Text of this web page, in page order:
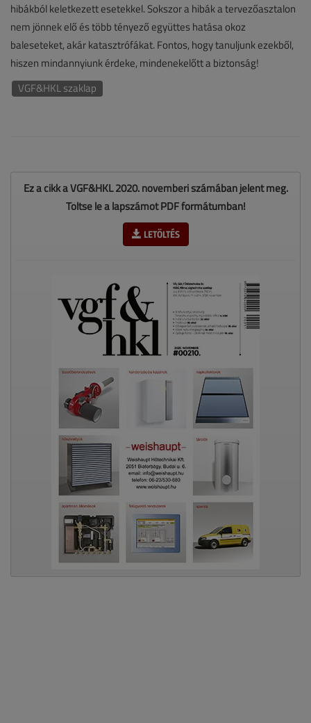
hibákból keletkezett esetekkel. Sokszor a hibák a tervezőasztalon
nem jönnek elő és több tényező együttes hatása okoz
baleseteket, akár katasztrófákat. Fontos, hogy tanuljunk ezekből,
hiszen mindannyiunk érdeke, mindenekelőtt a biztonság!
VGF&HKL szaklap
Ez a cikk a VGF&HKL 2020. novemberi számában jelent meg.
Töltse le a lapszámot PDF formátumban!
LETÖLTÉS